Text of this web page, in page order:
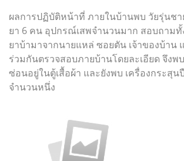
ผลการปฏิบัติหน้าที่ ภายในบ้านพบ วัยรุ่นช
ยา 6 คน อุปกรณ์เสพจำนวนมาก สอบถาม
ยาบ้ามาจากนายแหล่ ซอยตัน เจ้าของบ้าน
ร่วมกันตรวจสอบภายบ้านโดยละเอียด จึง
ซ่อนอยู่ในตู้เสื้อผ้า และยังพบ เครื่องกระสุน
จำนวนหนึ่ง